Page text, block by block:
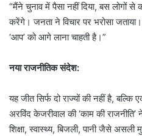
“मैंने चुनाव में पैसा नहीं दिया, बस लोगों
करेंगे। जनता ने विचार पर भरोसा
‘आप’ को आगे लाना चाहती है।”
नया राजनीतिक संदेश:
यह जीत सिर्फ दो राज्यों की नहीं है,
अरविंद केजरीवाल की ‘काम की
शिक्षा, स्वास्थ्य, बिजली, पानी जैसे असली